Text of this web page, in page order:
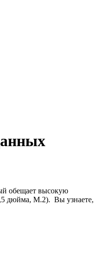
обещает высокую
дюйма, M.2). Вы узнаете,